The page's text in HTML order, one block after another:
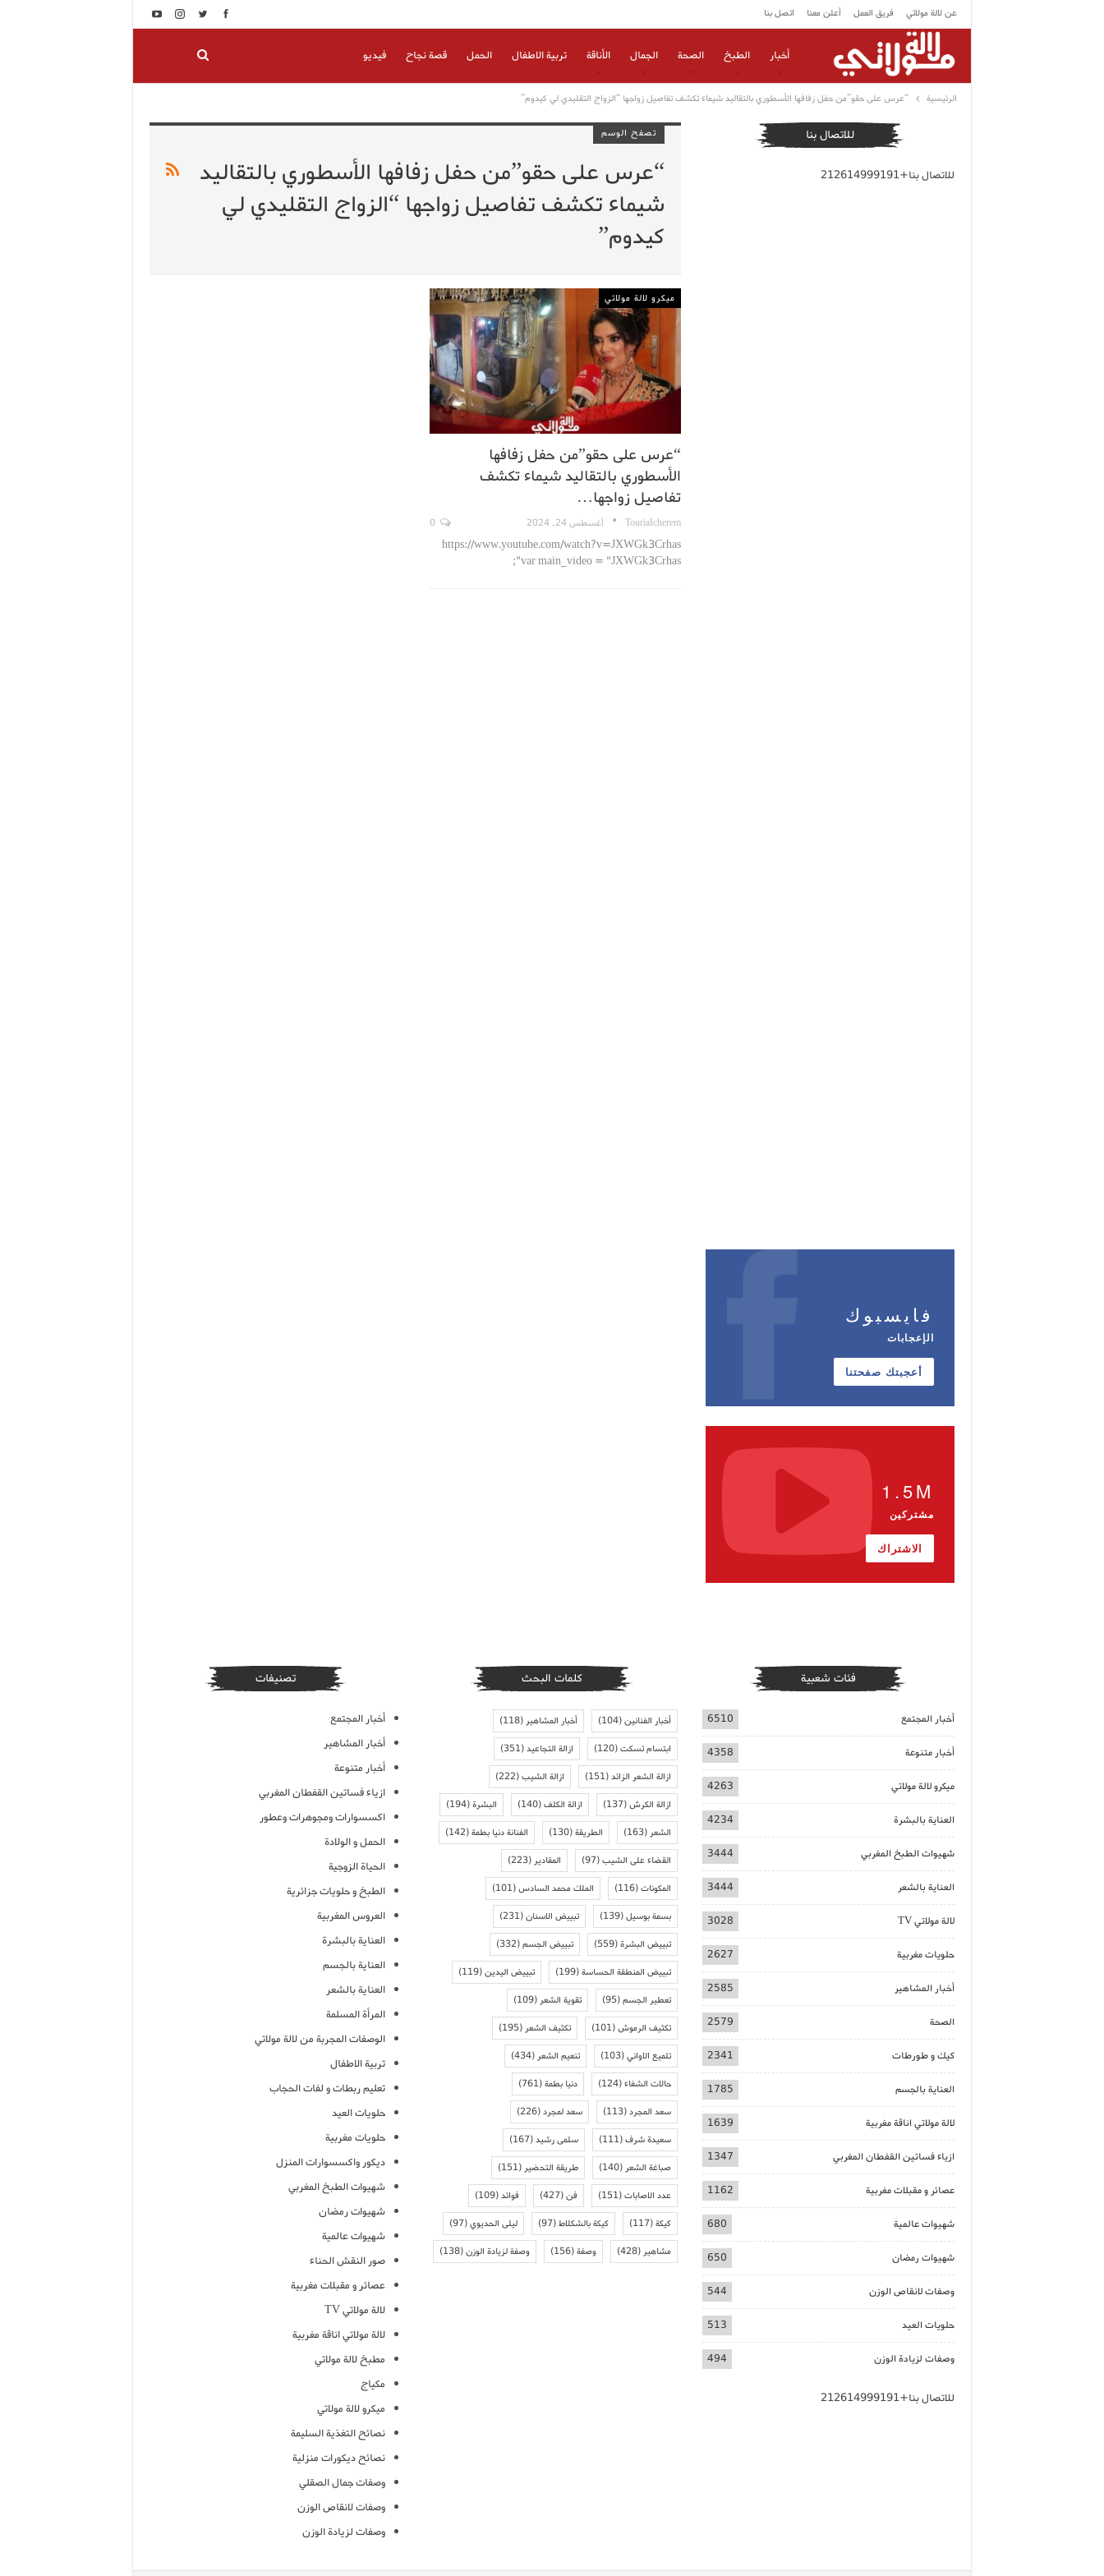
عن لالة مولاتي فريق العمل أعلن معنا اتصل بنا
أخبار الطبخ الصحة الجمال الأناقة تربية الاطفال الحمل قصة نجاح فيديو
الرئيسية “عرس على حقو”من حفل زفافها الأسطوري بالتقاليد شيماء تكشف تفاصيل زواجها “الزواج التقليدي لي كيدوم”
تصفح الوسم
“عرس على حقو”من حفل زفافها الأسطوري بالتقاليد
شيماء تكشف تفاصيل زواجها “الزواج التقليدي لي
كيدوم”
ميكرو لالة مولاتي
“عرس على حقو”من حفل زفافها
الأسطوري بالتقاليد شيماء تكشف
تفاصيل زواجها…
TouriaIcherem أغسطس 24, 2024
https://www.youtube.com/watch?v=JXWGk3Crhas
var main_video = "JXWGk3Crhas";
للاتصال بنا
للاتصال بنا+212614999191
فايسبوك
الإعجابات
أعجبتك صفحتنا
1.5M
مشتركين
الاشتراك
فئات شعبية
أخبار المجتمع 6510
أخبار متنوعة 4358
ميكرو لالة مولاتي 4263
العناية بالبشرة 4234
شهيوات الطبخ المغربي 3444
العناية بالشعر 3444
لالة مولاتي TV 3028
حلويات مغربية 2627
أخبار المشاهير 2585
الصحة 2579
كيك و طورطات 2341
العناية بالجسم 1785
لالة مولاتي اناقة مغربية 1639
ازياء فساتين القفطان المغربي 1347
عصائر و مقبلات مغربية 1162
شهيوات عالمية 680
شهيوات رمضان 650
وصفات لانقاص الوزن 544
حلويات العيد 513
وصفات لزيادة الوزن 494
للاتصال بنا+212614999191
كلمات البحث
أخبار الفنانين(104) أخبار المشاهير(118)
ابتسام تسكت(120) ازالة التجاعيد(351)
ازالة الشعر الزائد(151) ازالة الشيب(222)
ازالة الكرش(137) ازالة الكلف(140) البشرة(194)
الشعر(163) الطريقة(130) الفنانة دنيا بطمة(142)
القضاء على الشيب(97) المقادير(223)
المكونات(116) الملك محمد السادس(101)
بسمة بوسيل(139) تبييض الاسنان(231)
تبييض البشرة(559) تبييض الجسم(332)
تبييض المنطقة الحساسة(199) تبييض اليدين(119)
تعطير الجسم(95) تقوية الشعر(109)
تكثيف الرموش(101) تكثيف الشعر(195)
تلميع الاواني(103) تنعيم الشعر(434)
حالات الشفاء(124) دنيا بطمة(761)
سعد المجرد(113) سعد لمجرد(226)
سعيدة شرف(111) سلمى رشيد(167)
صباغة الشعر(140) طريقة التحضير(151)
عدد الاصابات(151) فن(427) فوائد(109)
كيكة(117) كيكة بالشكلاط(97) ليلى الحديوي(97)
مشاهير(428) وصفة(156) وصفة لزيادة الوزن(138)
تصنيفات
أخبار المجتمع
أخبار المشاهير
أخبار متنوعة
ازياء فساتين القفطان المغربي
اكسسوارات ومجوهرات وعطور
الحمل و الولادة
الحياة الزوجية
الطبخ و حلويات جزائرية
العروس المغربية
العناية بالبشرة
العناية بالجسم
العناية بالشعر
المرأة المسلمة
الوصفات المجربة من لالة مولاتي
تربية الاطفال
تعليم ربطات و لفات الحجاب
حلويات العيد
حلويات مغربية
ديكور واكسسوارات المنزل
شهيوات الطبخ المغربي
شهيوات رمضان
شهيوات عالمية
صور النقش الحناء
عصائر و مقبلات مغربية
لالة مولاتي TV
لالة مولاتي اناقة مغربية
مطبخ لالة مولاتي
مكياج
ميكرو لالة مولاتي
نصائح التغذية السليمة
نصائح ديكورات منزلية
وصفات جمال الصقلي
وصفات لانقاص الوزن
وصفات لزيادة الوزن